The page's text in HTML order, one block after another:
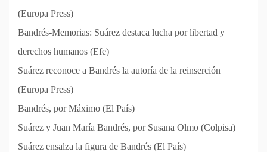
(Europa Press)
Bandrés-Memorias: Suárez destaca lucha por libertad y
derechos humanos (Efe)
Suárez reconoce a Bandrés la autoría de la reinserción
(Europa Press)
Bandrés, por Máximo (El País)
Suárez y Juan María Bandrés, por Susana Olmo (Colpisa)
Suárez ensalza la figura de Bandrés (El País)